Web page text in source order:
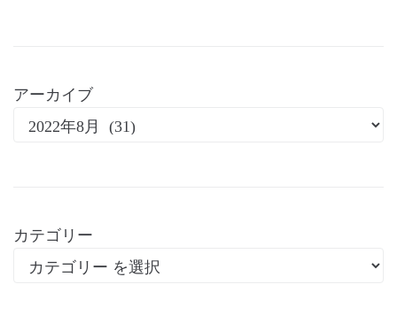
アーカイブ
カテゴリー